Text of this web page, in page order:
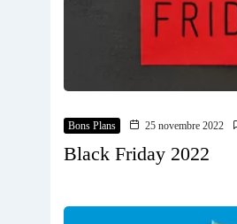
Bons Plans 25 novembre 2022
Black Friday 2022